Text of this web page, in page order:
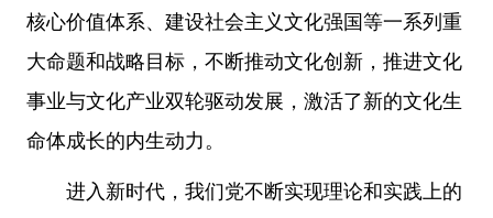
核心价值体系、建设社会主义文化强国等一系列重
大命题和战略目标，不断推动文化创新，推进文化
事业与文化产业双轮驱动发展，激活了新的文化生
命体成长的内生动力。
进入新时代，我们党不断实现理论和实践上的